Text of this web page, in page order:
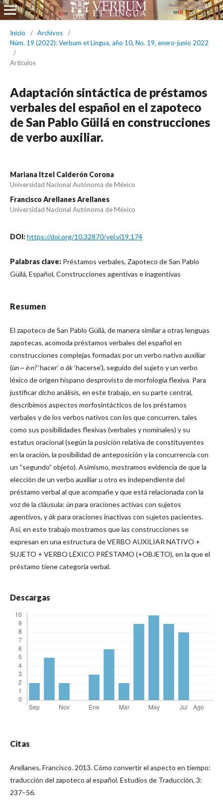
Inicio / Archivos
/
Núm. 19 (2022): Verbum et Lingua, año 10, No. 19, enero-junio 2022
/
Artículos
Adaptación sintáctica de préstamos
verbales del español en el zapoteco
de San Pablo Güilá en construcciones
de verbo auxiliar.
Mariana Itzel Calderón Corona
Universidad Nacional Autónoma de México
Francisco Arellanes Arellanes
Universidad Nacional Autónoma de México
DOI:https://doi.org/10.32870/vel.vi19.174
Palabras clave: Préstamos verbales, Zapoteco de San Pablo
Güilá, Español, Construcciones agentivas e inagentivas
Resumen
El zapoteco de San Pablo Güilá, de manera similar a otras lenguas
zapotecas, acomoda préstamos verbales del español en
construcciones complejas formadas por un verbo nativo auxiliar
(ùn ~ è›n?‘hacer’ o àk‘hacerse’), seguido del sujeto y un verbo
léxico de origen hispano desprovisto de morfología flexiva. Para
justificar dicho análisis, en este trabajo, en su parte central,
describimos aspectos morfosintácticos de los préstamos
verbales y de los verbos nativos con los que concurren, tales
como sus posibilidades flexivas (verbales y nominales) y su
estatus oracional (según la posición relativa de constituyentes
en la oración, la posibilidad de anteposición y la concurrencia con
un “segundo” objeto). Asimismo, mostramos evidencia de que la
elección de un verbo auxiliar u otro es independiente del
préstamo verbal al que acompañe y que está relacionada con la
voz de la cláusula: ùnpara oraciones activas con sujetos
agentivos, yàkpara oraciones inactivas con sujetos pacientes.
Así, en este trabajo mostramos que las construcciones se
expresan en una estructura de VERBO AUXILIAR NATIVO +
SUJETO + VERBO LÉXICO PRÉSTAMO (+OBJETO), en la que el
préstamo tiene categoría verbal.
Descargas
Citas
Arellanes, Francisco. 2013. Cómo convertir el aspecto en tiempo:
traducción del zapoteco al español. Estudios de Traducción, 3:
237–56.